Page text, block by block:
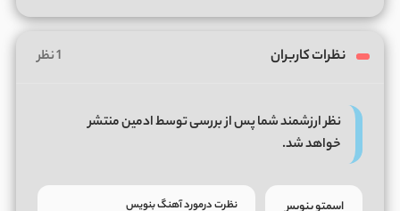
نظرات کاربران 1 نظر
نظر ارزشمند شما پس از بررسی توسط ادمین منتشر
خواهد شد.